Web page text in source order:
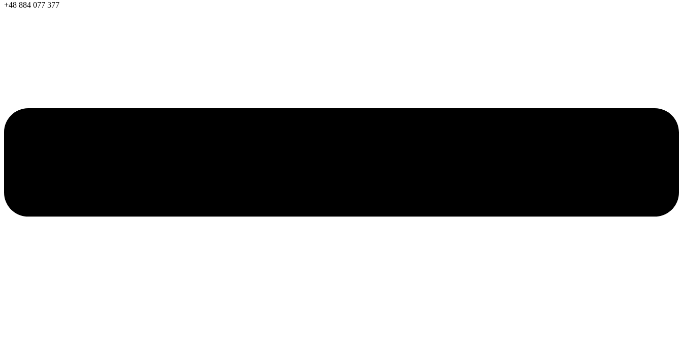
+48 884 077 377